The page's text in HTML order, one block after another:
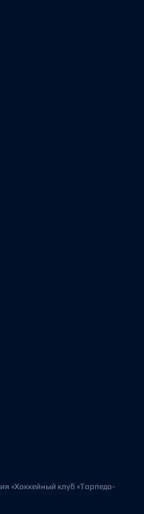
«Хоккейный клуб «Торпедо-